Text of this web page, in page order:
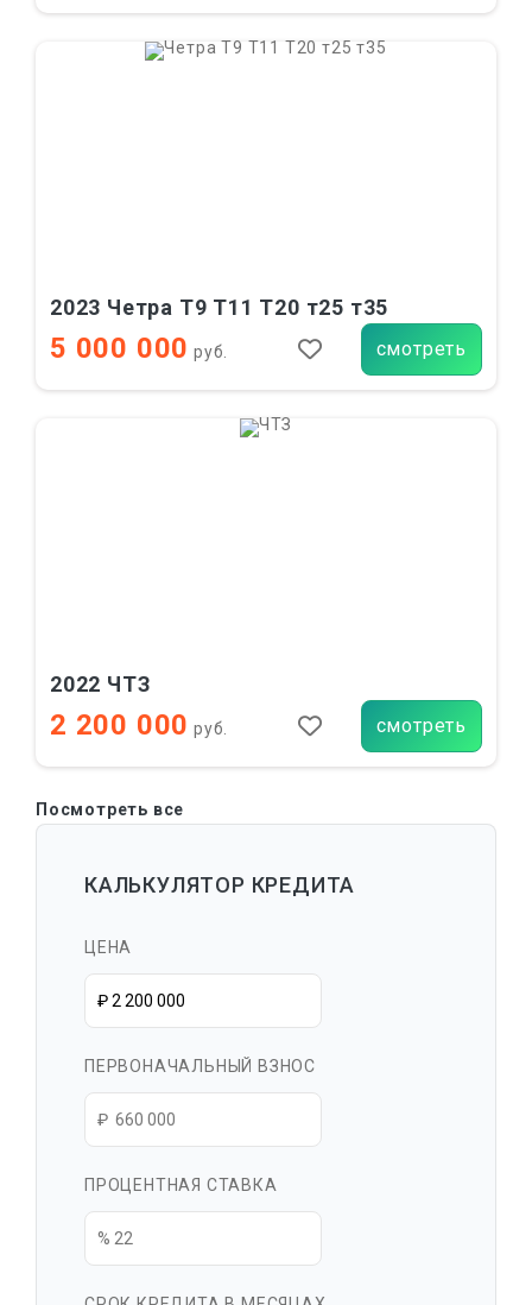
2023 Четра Т9 Т11 Т20 т25 т35
5 000 000 руб. смотреть
2022 ЧТЗ
2 200 000 руб. смотреть
Посмотреть все
КАЛЬКУЛЯТОР КРЕДИТА
ЦЕНА
ПЕРВОНАЧАЛЬНЫЙ ВЗНОС
ПРОЦЕНТНАЯ СТАВКА